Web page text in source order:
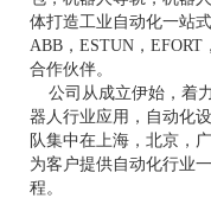
体打造工业自动化一站
ABB，ESTUN，
合作伙伴。
公司从成立伊始，着
器人行业应用，自动化
队集中在上海，北京，
为客户提供自动化行业
程。